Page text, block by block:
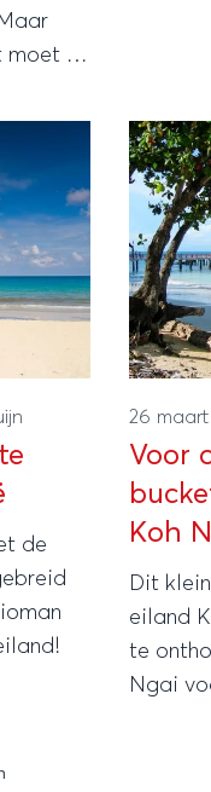
moet je
de
26 maart
Voor
Koh
Dit
eiland
te
Ngai